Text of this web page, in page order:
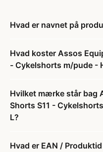
Hvad er navnet på
Hvad koster Assos
- Cykelshorts m/pude -
Hvilket mærke står bag
Shorts S11 -
L?
Hvad er EAN /